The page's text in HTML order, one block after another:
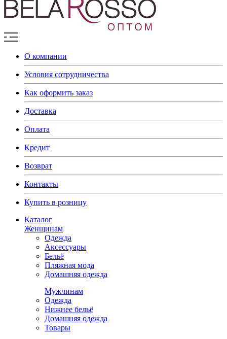
О компании
Условия сотрудничества
Как оформить заказ
Доставка
Оплата
Кредит
Возврат
Контакты
Купить в розницу
Каталог
Женщинам
Одежда
Аксессуары
Бельё
Пляжная мода
Домашняя одежда
Мужчинам
Одежда
Нижнее бельё
Домашняя одежда
Товары